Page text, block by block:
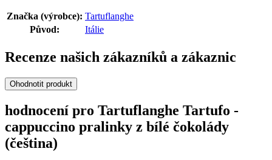
Značka (výrobce): Tartuflanghe
Původ:
Itálie
Recenze našich zákazníků a zákaznic
Ohodnotit produkt
hodnocení pro Tartuflanghe Tartufo -
cappuccino pralinky z bílé čokolády
(čeština)